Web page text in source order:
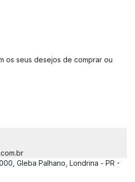
os seus desejos de comprar ou
Gleba Palhano, Londrina - PR -